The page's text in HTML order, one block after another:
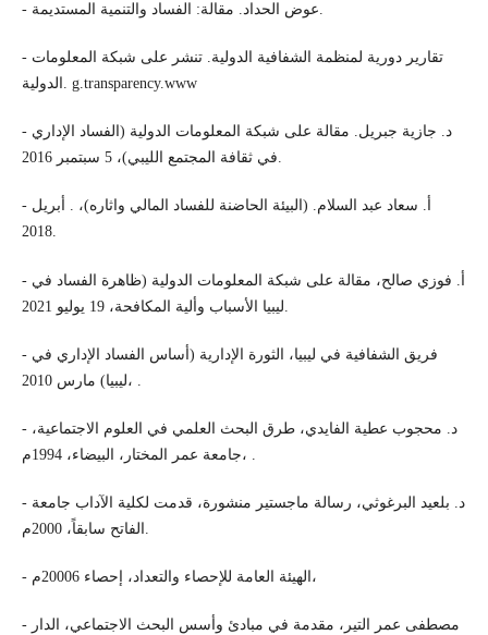
- عوض الحداد. مقالة: الفساد والتنمية المستديمة.
- تقارير دورية لمنظمة الشفافية الدولية. تنشر على شبكة المعلومات
الدولية. g.transparency.www
- د. جازية جبريل. مقالة على شبكة المعلومات الدولية (الفساد الإداري
في ثقافة المجتمع الليبي)، 5 سبتمبر 2016.
- أ. سعاد عبد السلام. (البيئة الحاضنة للفساد المالي واثاره)، . أبريل
2018.
- أ. فوزي صالح، مقالة على شبكة المعلومات الدولية (ظاهرة الفساد في
- فريق الشفافية في ليبيا، الثورة الإدارية (أساس الفساد الإداري في
ليبيا) مارس 2010، .
- د. محجوب عطية الفايدي، طرق البحث العلمي في العلوم الاجتماعية،
جامعة عمر المختار، البيضاء، 1994م، .
- د. بلعيد البرغوثي، رسالة ماجستير منشورة، قدمت لكلية الآداب جامعة
- الهيئة العامة للإحصاء والتعداد، إحصاء 20006م،
- مصطفى عمر التير، مقدمة في مبادئ وأسس البحث الاجتماعي، الدار